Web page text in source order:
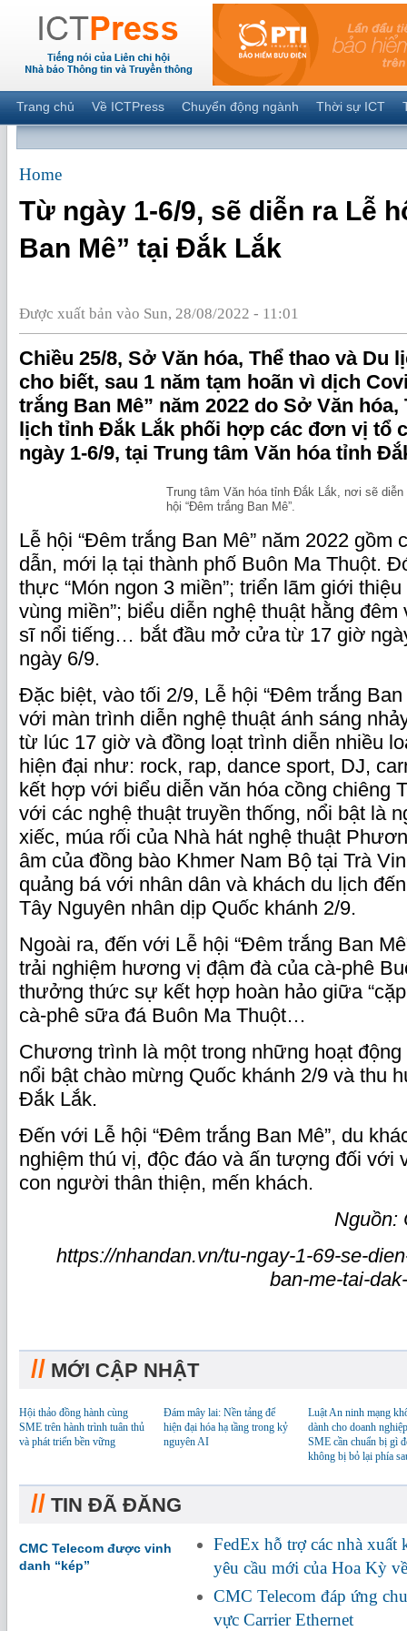
Trang chủ Về ICTPress Chuyển động ngành Thời sự ICT
Home
Từ ngày 1-6/9, sẽ diễn ra Lễ
Ban Mê” tại Đắk Lắk
Được xuất bản vào Sun, 28/08/2022 - 11:01
Chiều 25/8, Sở Văn hóa, Thể thao và Du
cho biết, sau 1 năm tạm hoãn vì dịch
trắng Ban Mê” năm 2022 do Sở Văn hóa,
lịch tỉnh Đắk Lắk phối hợp các đơn vị tổ
ngày 1-6/9, tại Trung tâm Văn hóa tỉnh
Trung tâm Văn hóa tỉnh Đắk Lắk, nơi sẽ diễn
hội “Đêm trắng Ban Mê”.
Lễ hội “Đêm trắng Ban Mê” năm 2022 gồm
dẫn, mới lạ tại thành phố Buôn Ma Thuột.
thực “Món ngon 3 miền”; triển lãm giới
vùng miền”; biểu diễn nghệ thuật hằng
sĩ nổi tiếng… bắt đầu mở cửa từ 17 giờ
ngày 6/9.
Đặc biệt, vào tối 2/9, Lễ hội “Đêm trắng
với màn trình diễn nghệ thuật ánh sáng
từ lúc 17 giờ và đồng loạt trình diễn nhiều
hiện đại như: rock, rap, dance sport, DJ,
kết hợp với biểu diễn văn hóa cồng chiêng
với các nghệ thuật truyền thống, nổi bật là
xiếc, múa rối của Nhà hát nghệ thuật
âm của đồng bào Khmer Nam Bộ tại Trà
quảng bá với nhân dân và khách du lịch
Tây Nguyên nhân dịp Quốc khánh 2/9.
Ngoài ra, đến với Lễ hội “Đêm trắng Ban
trải nghiệm hương vị đậm đà của cà-phê
thưởng thức sự kết hợp hoàn hảo giữa
cà-phê sữa đá Buôn Ma Thuột…
Chương trình là một trong những hoạt
nổi bật chào mừng Quốc khánh 2/9 và thu
Đắk Lắk.
Đến với Lễ hội “Đêm trắng Ban Mê”, du
nghiệm thú vị, độc đáo và ấn tượng đối với
con người thân thiện, mến khách.
Nguồn:
https://nhandan.vn/tu-ngay-1-69-se-
ban-me-tai-
// MỚI CẬP NHẬT
Hội thảo đồng hành cùng
SME trên hành trình tuân thủ
và phát triển bền vững
Đám mây lai: Nền tảng để
hiện đại hóa hạ tầng trong kỷ
nguyên AI
Luật An ninh mạng
dành cho doanh
SME cần chuẩn bị gì
không bị bỏ lại phía
// TIN ĐÃ ĐĂNG
CMC Telecom được vinh
danh “kép”
FedEx hỗ trợ các nhà xuất
yêu cầu mới của Hoa Kỳ
CMC Telecom đáp ứng
vực Carrier Ethernet